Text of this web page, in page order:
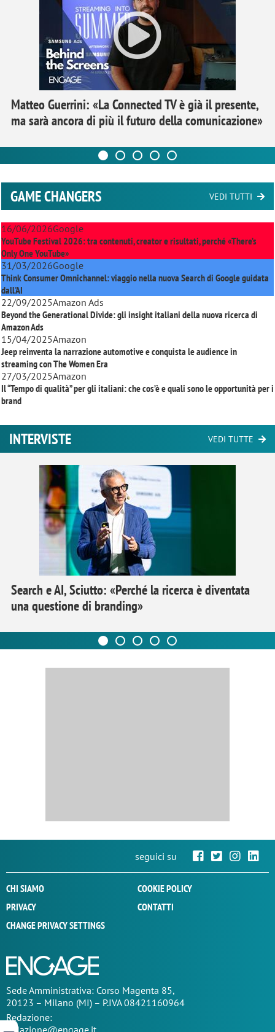
Matteo Guerrini: «La Connected TV è già il presente,
ma sarà ancora di più il futuro della comunicazione»
GAME CHANGERS VEDI TUTTI
16/06/2026Google
YouTube Festival 2026: tra contenuti, creator e risultati, perché «There’s
Only One YouTube»
31/03/2026Google
Think Consumer Omnichannel: viaggio nella nuova Search di Google guidata
dall'AI
22/09/2025Amazon Ads
Beyond the Generational Divide: gli insight italiani della nuova ricerca di
Amazon Ads
15/04/2025Amazon
Jeep reinventa la narrazione automotive e conquista le audience in
streaming conThe Women Era
27/03/2025Amazon
Il “Tempo di qualità” per gli italiani: che cos’è e quali sono le opportunità per i
brand
INTERVISTE VEDI TUTTE
Search e AI, Sciutto: «Perché la ricerca è diventata
una questione di branding»
seguici su
CHI SIAMO
COOKIE POLICY
PRIVACY
CONTATTI
CHANGE PRIVACY SETTINGS
SedeAmministrativa: Corso Magenta 85,
20123 – Milano (MI) – P.IVA 08421160964
Redazione: